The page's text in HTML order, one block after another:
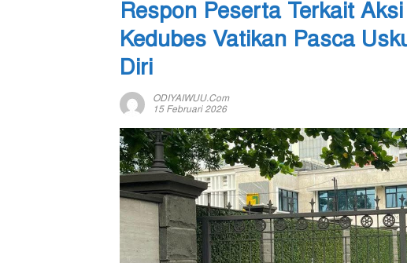
Respon Peserta Terkait
Kedubes Vatikan Pasca
Diri
ODIYAIWUU.com
15 Februari 2026